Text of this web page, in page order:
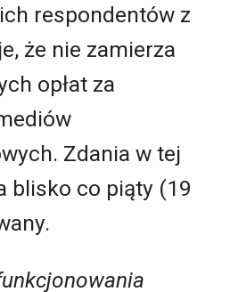
respondentów z
że nie zamierza
opłat za
Zdania w tej
blisko co piąty (19